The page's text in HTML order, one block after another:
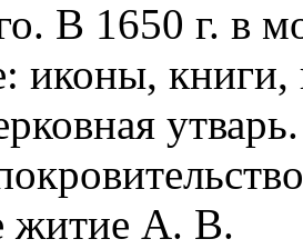
В 1650 г. в
иконы, книги,
житие А. В.